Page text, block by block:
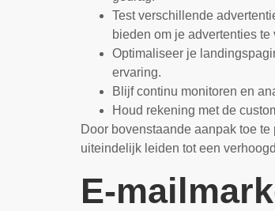
Test verschillende
bieden om je advertenties te
Optimaliseer je
ervaring.
Blijf continu monitoren en
Houd rekening met de
Door bovenstaande aanpak toe
uiteindelijk leiden tot een
E-